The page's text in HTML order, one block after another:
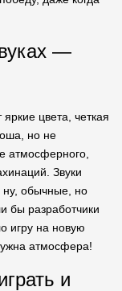
—
цвета, четкая
но не
атмосферного,
Звуки
ну, обычные, но
бы разработчики
игру на новую
атмосфера!
и